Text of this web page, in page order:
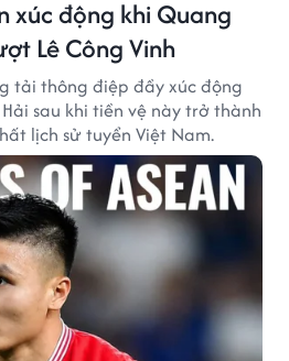
xúc động khi Quang
Lê Công Vinh
tải thông điệp đầy xúc động
sau khi tiền vệ này trở thành
lịch sử tuyển Việt Nam.